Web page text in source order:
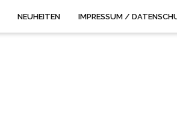
NEUHEITEN IMPRESSUM /